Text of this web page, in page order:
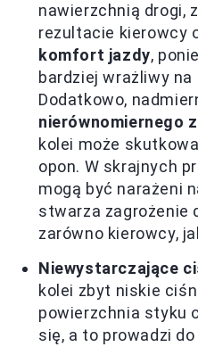
nawierzchnią drogi,
rezultacie kierowcy
komfort jazdy,
bardziej wrażliwy
Dodatkowo,
nierównomiernego
kolei może
opon. W skrajnych
mogą być narażeni
stwarza zagrożenie
zarówno kierowcy,
Niewystarczające
kolei zbyt niskie
powierzchnia styku
się, a to prowadzi do